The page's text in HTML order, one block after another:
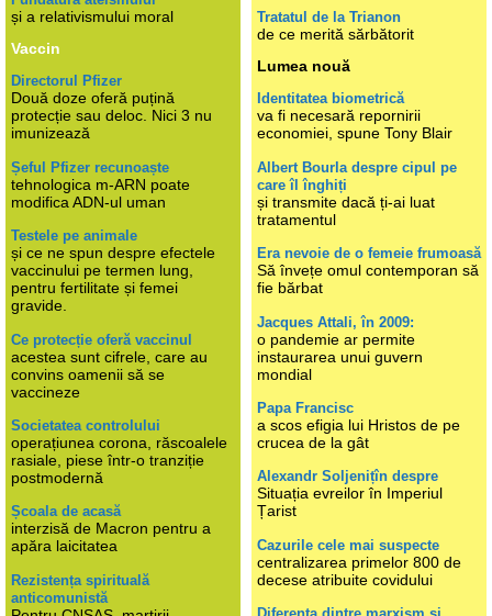
și a relativismului moral
Vaccin
Directorul Pfizer
Două doze oferă puțină
protecție sau deloc. Nici 3 nu
imunizează
Șeful Pfizer recunoaște
tehnologica m-ARN poate
modifica ADN-ul uman
Testele pe animale
și ce ne spun despre efectele
vaccinului pe termen lung,
pentru fertilitate și femei
gravide.
Ce protecție oferă vaccinul
acestea sunt cifrele, care au
convins oamenii să se
vaccineze
Societatea controlului
operațiunea corona, răscoalele
rasiale, piese într-o tranziție
postmodernă
Școala de acasă
interzisă de Macron pentru a
apăra laicitatea
Rezistența spirituală
anticomunistă
Tratatul de la Trianon
de ce merită sărbătorit
Lumea nouă
Identitatea biometrică
va fi necesară repornirii
economiei, spune Tony Blair
Albert Bourla despre cipul pe
care îl înghiți
și transmite dacă ți-ai luat
tratamentul
Era nevoie de o femeie frumoasă
Să învețe omul contemporan să
fie bărbat
Jacques Attali, în 2009:
o pandemie ar permite
instaurarea unui guvern
mondial
Papa Francisc
a scos efigia lui Hristos de pe
crucea de la gât
Alexandr Soljenițîn despre
Situația evreilor în Imperiul
Țarist
Cazurile cele mai suspecte
centralizarea primelor 800 de
decese atribuite covidului